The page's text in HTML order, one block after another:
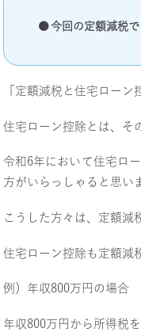
今回の定額減税
「定額減税と住宅ローン
住宅ローン控除とは、そ
令和6年において住宅ロ
方がいらっしゃると思い
こうした方々は、定額減
住宅ローン控除も定額減
例）年収800万円の場合
年収800万円から所得税